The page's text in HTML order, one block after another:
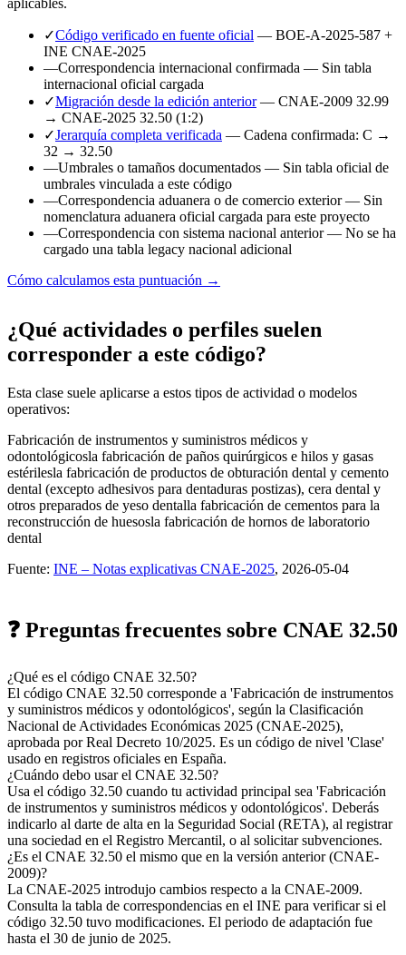
aplicables.
✓Código verificado en fuente oficial — BOE-A-2025-587 +
INE CNAE-2025
—Correspondencia internacional confirmada — Sin tabla
internacional oficial cargada
✓Migración desde la edición anterior — CNAE-2009 32.99
→ CNAE-2025 32.50 (1:2)
✓Jerarquía completa verificada — Cadena confirmada: C →
32 → 32.50
—Umbrales o tamaños documentados — Sin tabla oficial de
umbrales vinculada a este código
—Correspondencia aduanera o de comercio exterior— Sin
nomenclatura aduanera oficial cargada para este proyecto
—Correspondencia con sistema nacional anterior— No se ha
cargado una tabla legacy nacional adicional
Cómo calculamos esta puntuación →
¿Qué actividades o perfiles suelen
corresponder a este código?
Esta clase suele aplicarse a estos tipos de actividad o modelos
operativos:
Fabricación de instrumentos y suministros médicos y
odontológicosla fabricación de paños quirúrgicos e hilos y gasas
estérilesla fabricación de productos de obturación dental y cemento
dental (excepto adhesivos para dentaduras postizas), cera dental y
otros preparados de yeso dentalla fabricación de cementos para la
reconstrucción de huesosla fabricación de hornos de laboratorio
dental
Fuente: INE – Notas explicativas CNAE-2025, 2026-05-04
❓ Preguntas frecuentes sobre CNAE 32.50
¿Qué es el código CNAE 32.50?
El código CNAE 32.50 corresponde a 'Fabricación de instrumentos
y suministros médicos y odontológicos', según la Clasificación
Nacional de Actividades Económicas 2025 (CNAE-2025),
aprobada por Real Decreto 10/2025. Es un código de nivel 'Clase'
usado en registros oficiales en España.
¿Cuándo debo usar el CNAE 32.50?
Usa el código 32.50 cuando tu actividad principal sea 'Fabricación
de instrumentos y suministros médicos y odontológicos'. Deberás
indicarlo al darte de alta en la Seguridad Social (RETA), al registrar
una sociedad en el Registro Mercantil, o al solicitar subvenciones.
¿Es el CNAE 32.50 el mismo que en la versión anterior (CNAE-
2009)?
La CNAE-2025 introdujo cambios respecto a la CNAE-2009.
Consulta la tabla de correspondencias en el INE para verificar si el
código 32.50 tuvo modificaciones. El periodo de adaptación fue
hasta el 30 de junio de 2025.